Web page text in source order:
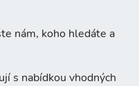
nám, koho hledáte a
s nabídkou vhodných